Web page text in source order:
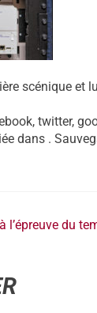
scénique et
twitter,
dans .
l’épreuve du